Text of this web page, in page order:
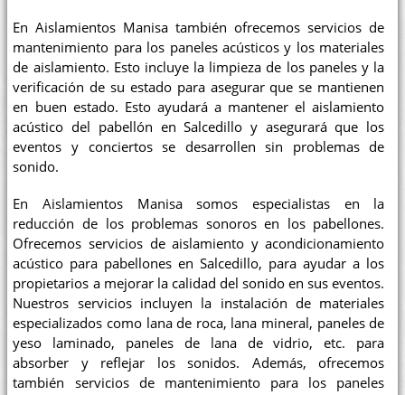
En Aislamientos Manisa también ofrecemos servicios de
mantenimiento para los paneles acústicos y los materiales
de aislamiento. Esto incluye la limpieza de los paneles y la
verificación de su estado para asegurar que se mantienen
en buen estado. Esto ayudará a mantener el aislamiento
acústico del pabellón en Salcedillo y asegurará que los
eventos y conciertos se desarrollen sin problemas de
sonido.
En Aislamientos Manisa somos especialistas en la
reducción de los problemas sonoros en los pabellones.
Ofrecemos servicios de aislamiento y acondicionamiento
acústico para pabellones en Salcedillo, para ayudar a los
propietarios a mejorar la calidad del sonido en sus eventos.
Nuestros servicios incluyen la instalación de materiales
especializados como lana de roca, lana mineral, paneles de
yeso laminado, paneles de lana de vidrio, etc. para
absorber y reflejar los sonidos. Además, ofrecemos
también servicios de mantenimiento para los paneles